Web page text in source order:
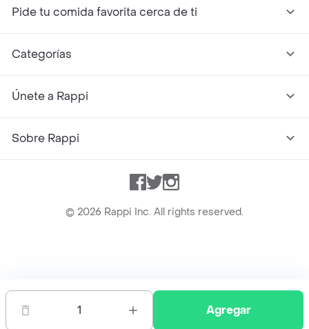
1 Agregar
Pide tu comida favorita cerca de ti
Categorías
Únete a Rappi
Sobre Rappi
Facebook
TwitterInstagram
© 2026 Rappi Inc. All rights reserved.